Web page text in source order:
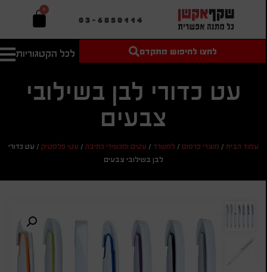
03-6850114
0
לכל הקטגוריות
טקסט חופשי
מחיר מיני'
אישית
לחצו לחיפוש מתקדם
עט כדורי לבן בשילובי
צבעים
עמוד הבית/ מוצרי פרסום/ למשרד/ עטים ומכשירי כתיבה/ עטי פלסטיק/ עט כדורי
לבן בשילובי צבעים